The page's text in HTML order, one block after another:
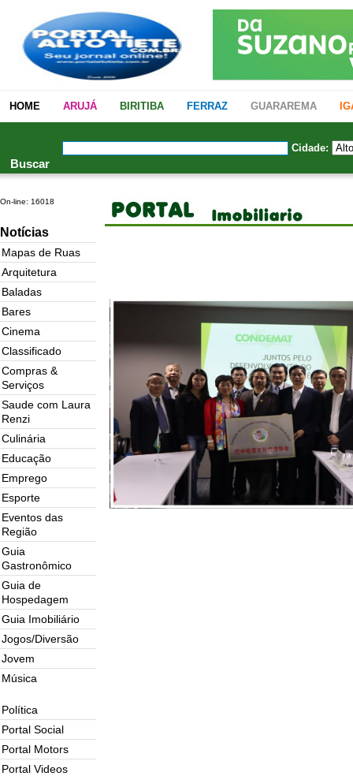
HOME ARUJÁ BIRITIBA FERRAZ GUARAREMA
Buscar
On-line: 16018
Notícias
Mapas de Ruas
Arquitetura
Baladas
Bares
Cinema
Classificado
Compras &
Serviços
Saude com Laura
Renzi
Culinária
Educação
Emprego
Esporte
Eventos das
Região
Guia
Gastronômico
Guia de
Hospedagem
Guia Imobiliário
Jogos/Diversão
Jovem
Música
Política
Portal Social
Portal Motors
Portal Videos